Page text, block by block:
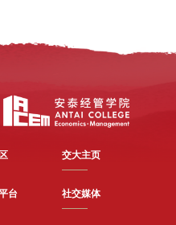
交大主页
台 社交媒体